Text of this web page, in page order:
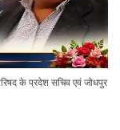
के प्रदेश सचिव एवं जोधपुर